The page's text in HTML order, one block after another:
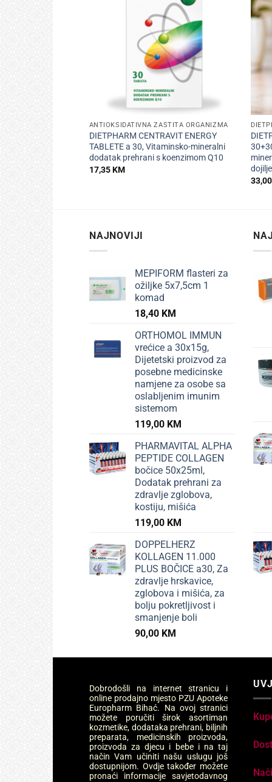
ANTIOKSIDATIVNA ZAŠTITA ORGANIZMA
DIETPHARM CENTRAVIT ENERGY
TABLETE a 30, Vitaminsko-mineralni
dodatak prehrani s koenzimom Q10
17,35KM
NAJNOVIJI
MEPIFORM flasteri za
ožiljke 5x7,5cm 1
komad
18,40 KM
ORTHOMOL IMMUN
vrećice a 30x15g,
Dijetetski proizvod za
posebne medicinske
namjene za osobe sa
oslabljenim imunim
sistemom
119,00 KM
PHARMAVITAL ALPHA
PEPTIDE COLLAGEN
bočice 50x25ml,
Dodatak prehrani za
zdravlje zglobova,
kostiju, mišića
119,00 KM
DOPPELHERZ
KOLLAGEN 11.000
PLUS BOČICE a30, Za
zdravlje hrskavice,
zglobova i mišića, za
bolju pokretljivost i
smanjenje boli
90,00 KM
Dobrodošli na internet stranicu i
online prodajno mjesto PZU Apoteke
Europharm Bihać. Na ovoj stranici
možete poručiti širok asortiman
kozmetike, dodataka prehrani, biljnih
preparata, medicinskih proizvoda,
proizvoda za djecu i bebe i na taj
način Vam učiniti našu uslugu još
dostupnijom. Ovdje također možete
pronaći informacije savjetodavnog